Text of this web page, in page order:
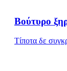
Βούτυρο
Τίποτα δε